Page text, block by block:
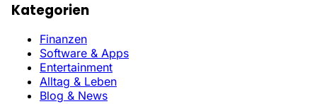
Kategorien
Finanzen
Software & Apps
Entertainment
Alltag & Leben
Blog & News